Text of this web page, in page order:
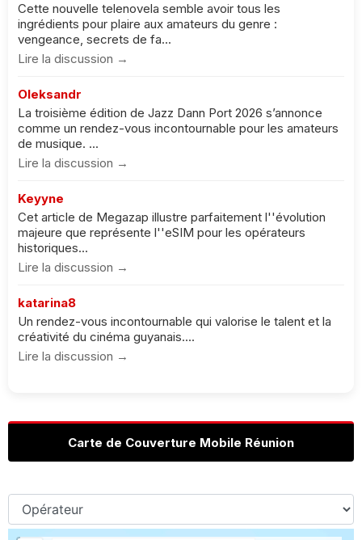
Cette nouvelle telenovela semble avoir tous les
ingrédients pour plaire aux amateurs du genre :
vengeance, secrets de fa...
Lire la discussion →
Oleksandr
La troisième édition de Jazz Dann Port 2026 s’annonce
comme un rendez-vous incontournable pour les amateurs
de musique. ...
Lire la discussion →
Keyyne
Cet article de Megazap illustre parfaitement l''évolution
majeure que représente l''eSIM pour les opérateurs
historiques...
Lire la discussion →
katarina8
Un rendez-vous incontournable qui valorise le talent et la
créativité du cinéma guyanais....
Lire la discussion →
Carte de Couverture Mobile Réunion